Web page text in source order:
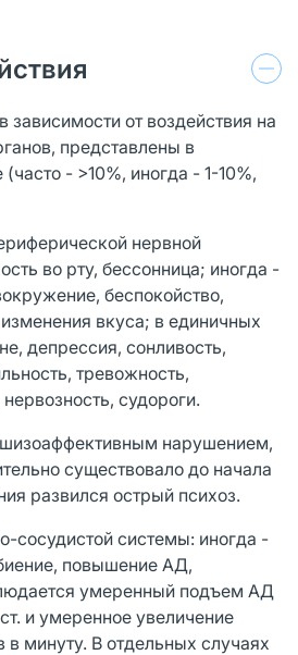
от воздействия на
представлены в
- >10%, иногда - 1-10%,
нервной
во рту, бессонница; иногда -
беспокойство,
вкуса; в единичных
депрессия, сонливость,
тревожность,
судороги.
шизоаффективным нарушением,
существовало до начала
развился острый психоз.
сосудистой системы: иногда -
повышение АД,
умеренный подъем АД
и умеренное увеличение
в минуту. В отдельных случаях